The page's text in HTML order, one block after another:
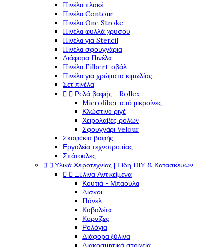
Πινέλα πλακέ
Πινέλα Contour
Πινέλα One Stroke
Πινέλα φυλλά χρυσού
Πινέλα για Stencil
Πινέλα σφουγγάρια
Διάφορα Πινέλα
Πινέλα Filbert-οβάλ
Πινέλα για χρώματα κιμωλίας
Σετ πινέλα
  Ρολά βαφής - Rollex
Microfiber από μικροίνες
Κλώστινο ριγέ
Χειρολαβές ρολών
Σφουγγάρι Velour
Σκαφάκια βαφής
Εργαλεία τεχνοτροπίας
Σπάτουλες
  Υλικά Χειροτεχνίας | Είδη DIY & Κατασκευών
  Ξύλινα Αντικείμενα
Κουτιά - Μπαούλα
Δίσκοι
Πάνελ
Καβαλέτα
Κορνίζες
Ρολόγια
Διάφορα ξύλινα
Διακοσμητικά στοιχεία